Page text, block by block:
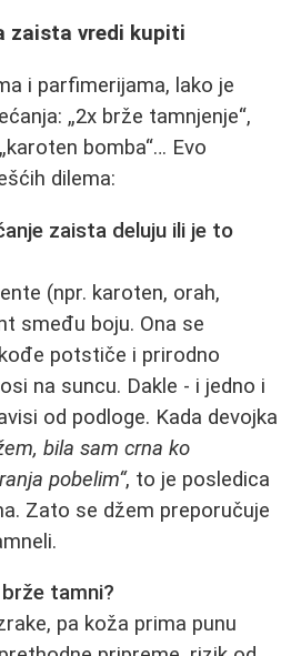
zaista vredi kupiti
i parfimerijama, lako je
„2x brže tamnjenje“,
bomba“… Evo
dilema:
zaista deluju ili je to
(npr. karoten, orah,
smeđu boju. Ona se
potstiče i prirodno
na suncu. Dakle - i jedno i
od podloge. Kada devojka
bila sam crna ko
pobelim“, to je posledica
Zato se džem preporučuje
tamni?
pa koža prima punu